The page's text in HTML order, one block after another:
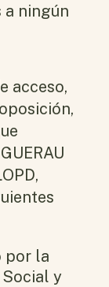
a ningún
acceso,
por la
y